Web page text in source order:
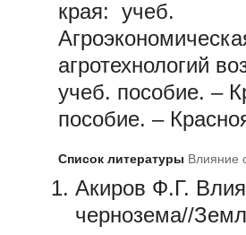
края: учеб.
агротехнологий
учеб. пособие. –
пособие. –
Список литературы Влияние
Акиров Ф.Г.
чернозема//